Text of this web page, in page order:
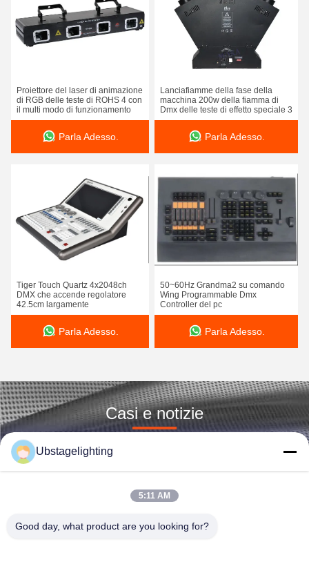
Proiettore del laser di animazione
di RGB delle teste di ROHS 4 con
il multi modo di funzionamento
Parla Adesso.
Lanciafiamme della fase della
macchina 200w della fiamma di
Dmx delle teste di effetto speciale 3
Parla Adesso.
Tiger Touch Quartz 4x2048ch
DMX che accende regolatore
42.5cm largamente
Parla Adesso.
50~60Hz Grandma2 su comando
Wing Programmable Dmx
Controller del pc
Parla Adesso.
Casi e notizie
Ubstagelighting
5:11 AM
Good day, what product are you looking for?